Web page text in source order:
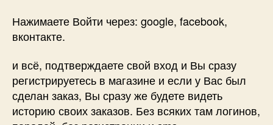
Нажимаете Войти через: google, facebook,
вконтакте.
и всё, подтверждаете свой вход и Вы сразу
регистрируетесь в магазине и если у Вас был
сделан заказ, Вы сразу же будете видеть
историю своих заказов. Без всяких там логинов,